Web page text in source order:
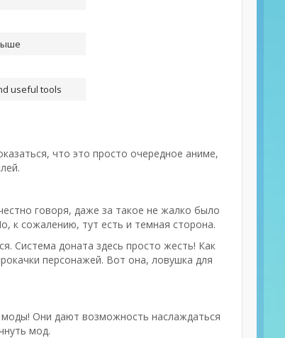
useful tools
что это просто очередное аниме,
говоря, даже за такое не жалко было
к сожалению, тут есть и темная сторона.
Система доната здесь просто жесть! Как
персонажей. Вот она, ловушка для
Они дают возможность наслаждаться
мод.